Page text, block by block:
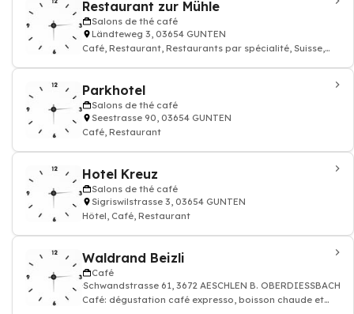
Restaurant zur Mühle
Salons de thé café
Ländteweg 3, 03654 GUNTEN
Café, Restaurant, Restaurants par spécialité, Suisse,
Parkhotel
Salons de thé café
Seestrasse 90, 03654 GUNTEN
Café, Restaurant
Hotel Kreuz
Salons de thé café
Sigriswilstrasse 3, 03654 GUNTEN
Hôtel, Café, Restaurant
Waldrand Beizli
Café
Schwandstrasse 61, 3672 AESCHLEN B. OBERDIESSBACH
Café: dégustation café expresso, boisson chaude et